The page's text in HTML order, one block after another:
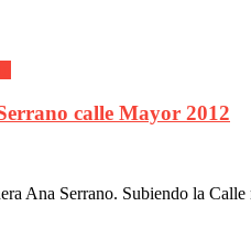
calle Mayor 2012
Ana Serrano. Subiendo la